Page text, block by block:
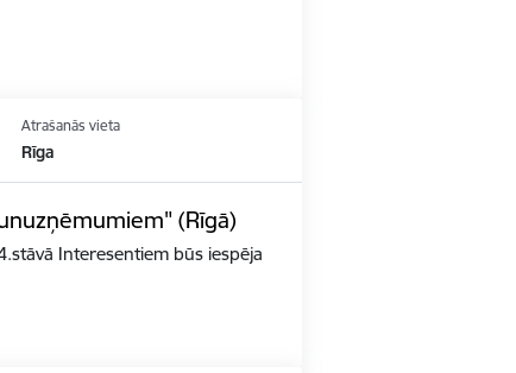
Atrašanās vieta
Rīga
(Rīgā)
Interesentiem būs iespēja